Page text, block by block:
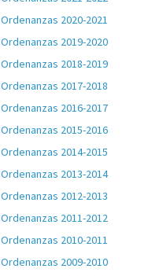
Ordenanzas 2020-2021
Ordenanzas 2019-2020
Ordenanzas 2018-2019
Ordenanzas 2017-2018
Ordenanzas 2016-2017
Ordenanzas 2015-2016
Ordenanzas 2014-2015
Ordenanzas 2013-2014
Ordenanzas 2012-2013
Ordenanzas 2011-2012
Ordenanzas 2010-2011
Ordenanzas 2009-2010